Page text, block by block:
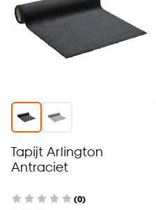
Tapijt Arlington
Antraciet
(0)